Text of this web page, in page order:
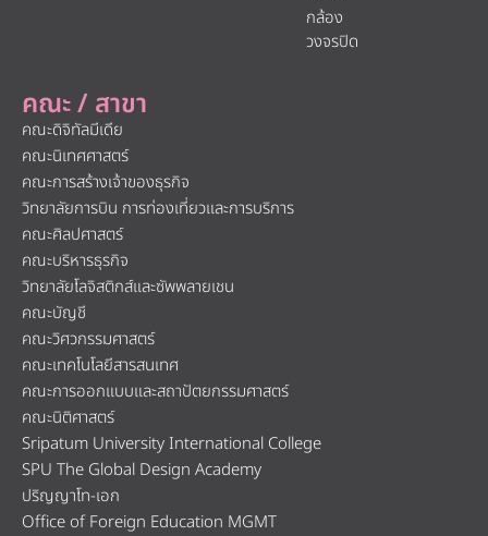
คณะ / สาขา
คณะดิจิทัลมีเดีย
คณะนิเทศศาสตร์
คณะการสร้างเจ้าของธุรกิจ
วิทยาลัยการบิน การท่องเที่ยวและการบริการ
คณะศิลปศาสตร์
คณะบริหารธุรกิจ
วิทยาลัยโลจิสติกส์และซัพพลายเชน
คณะบัญชี
คณะวิศวกรรมศาสตร์
คณะเทคโนโลยีสารสนเทศ
คณะการออกแบบและสถาปัตยกรรมศาสตร์
คณะนิติศาสตร์
Sripatum University International College
SPU The Global Design Academy
ปริญญาโท-เอก
Office of Foreign Education MGMT
กล้อง
วงจรปิด